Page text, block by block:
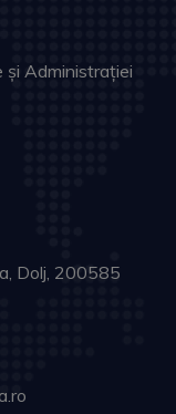
și Administrației
Dolj, 200585